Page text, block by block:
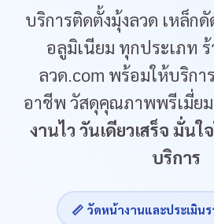
บริการติดตั้งมุ้งลวด เหล็ก
อลูมิเนียม ทุกประเภท
ลวด.com พร้อมให้บริกา
อาชีพ วัสดุคุณภาพพรีเมี่ยม
งานไว วันเดียวเสร็จ มั่น
บริการ
📏 วัดหน้างานและประเมิน